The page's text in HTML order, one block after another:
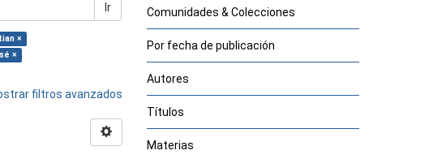
Ir
×
×
filtros avanzados
Comunidades & Colecciones
Por fecha de publicación
Autores
Títulos
Materias